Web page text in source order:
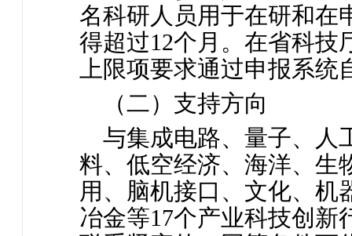
名科研人员用于在研和在
得超过12个月。在省科技
上限项要求通过申报系统
（二）支持方向
与集成电路、量子、人
料、低空经济、海洋、生
用、脑机接口、文化、机
冶金等17个产业科技创新